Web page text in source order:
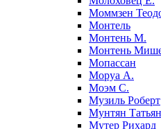
Моммзен
Монтель
Монтень М.
Монтень
Мопассан
Моруа А.
Моэм С.
Музиль Роберт
Мунтян
Мутер Рихард